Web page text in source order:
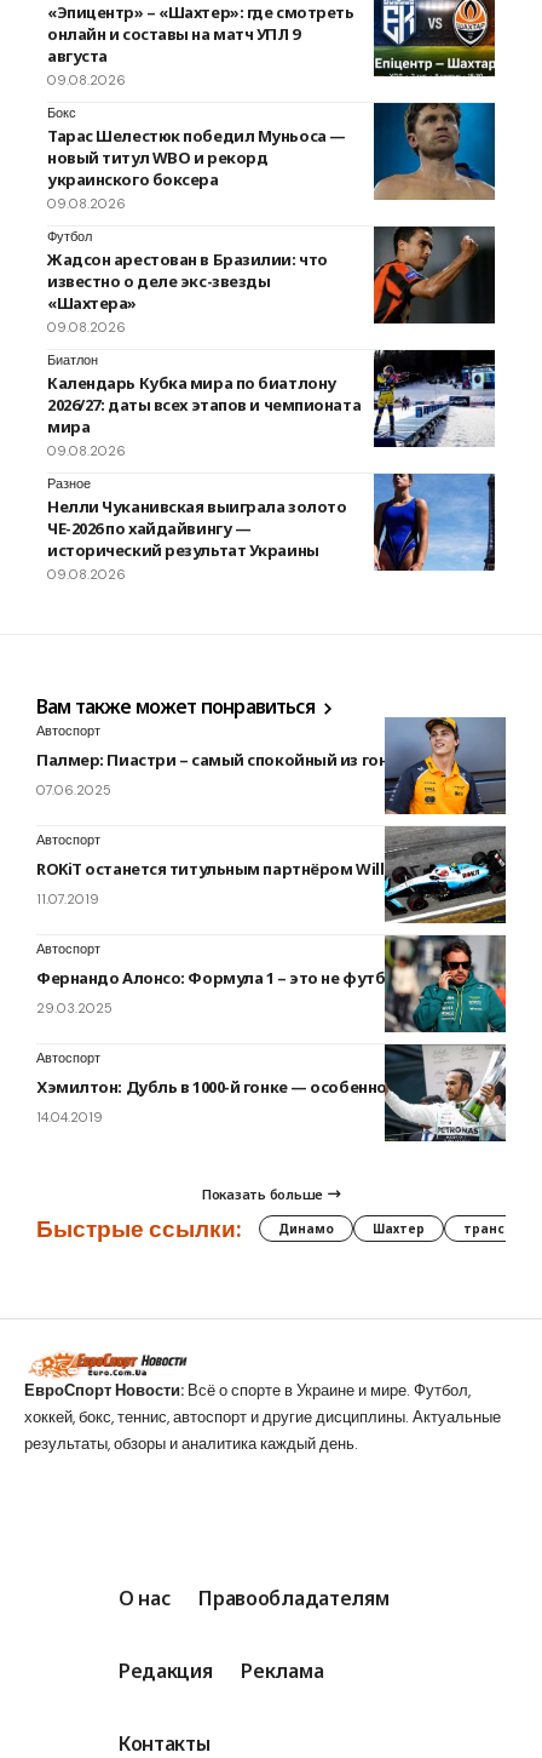
«Эпицентр» – «Шахтер»: где смотреть
онлайн и составы на матч УПЛ 9
августа
09.08.2026
Бокс
Тарас Шелестюк победил Муньоса —
новый титул WBO и рекорд
украинского боксера
09.08.2026
Футбол
Жадсон арестован в Бразилии: что
известно о деле экс-звезды
«Шахтера»
09.08.2026
Биатлон
Календарь Кубка мира по биатлону
2026/27: даты всех этапов и чемпионата
мира
09.08.2026
Разное
Нелли Чуканивская выиграла золото
ЧЕ-2026 по хайдайвингу —
исторический результат Украины
09.08.2026
Вам также может понравиться
Автоспорт
Палмер: Пиастри – самый спокойный из гонщиков
07.06.2025
Автоспорт
ROKiT останется титульным партнёром Williams
11.07.2019
Автоспорт
Фернандо Алонсо: Формула 1 – это не футбол
29.03.2025
Автоспорт
Хэмилтон: Дубль в 1000-й гонке — особенное достижение!
14.04.2019
Показать больше
Быстрые ссылки: Динамо Шахтер трансферы
ЕвроСпорт Новости: Всё о спорте в Украине и мире. Футбол,
хоккей, бокс, теннис, автоспорт и другие дисциплины. Актуальные
результаты, обзоры и аналитика каждый день.
О нас Правообладателям
Редакция Реклама
Контакты